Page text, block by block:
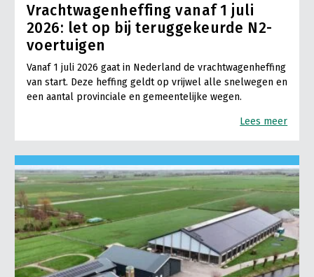
Vrachtwagenheffing vanaf 1 juli
2026: let op bij teruggekeurde N2-
voertuigen
Vanaf 1 juli 2026 gaat in Nederland de vrachtwagenheffing
van start. Deze heffing geldt op vrijwel alle snelwegen en
een aantal provinciale en gemeentelijke wegen.
Lees meer